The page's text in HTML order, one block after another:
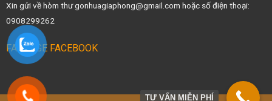
Xin gửi về hòm thư gonhuagiaphong@gmail.com hoặc số điện thoại:
0908299262
FANPAGE FACEBOOK
TƯ VẤN MIỄN PHÍ